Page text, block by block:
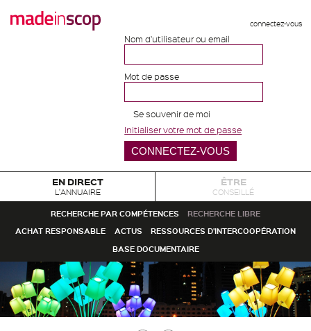
connectez-vous
Nom d'utilisateur ou email
Mot de passe
Se souvenir de moi
Initialiser votre mot de passe
EN DIRECT
L'ANNUAIRE
ÊTRE
CONSEILLÉ
RECHERCHE PAR COMPÉTENCES
RECHERCHE LIBRE
ACHAT RESPONSABLE
ACTUS
RESSOURCES D'INTERCOOPÉRATION
BASE DOCUMENTAIRE